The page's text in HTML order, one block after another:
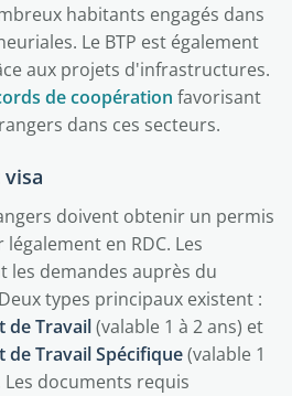
habitants engagés dans
Le BTP est également
aux projets d'infrastructures.
de coopération favorisant
dans ces secteurs.
doivent obtenir un permis
en RDC. Les
les demandes auprès du
types principaux existent :
de Travail(valable 1 à 2 ans) et
de Travail Spécifique(valable 1
documents requis